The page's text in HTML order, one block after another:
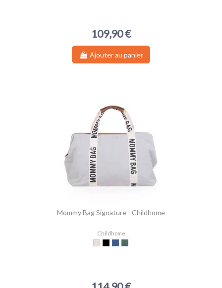
109,90 €
Ajouter au panier
Mommy Bag Signature - Childhome
Childhome
ÉcruTerracota
Indigo
Vert